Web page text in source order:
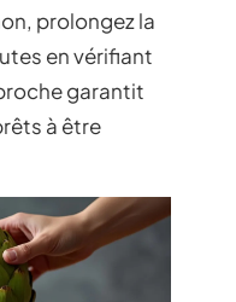
prolongez la
en vérifiant
garantit
à être